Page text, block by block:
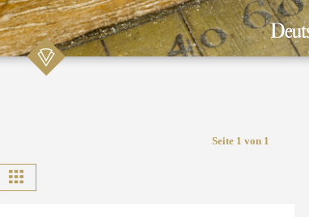
Seite 1 von 1